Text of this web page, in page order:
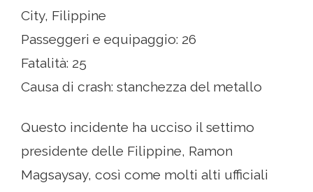
City, Filippine
Passeggeri e equipaggio: 26
Fatalità: 25
Causa di crash: stanchezza del metallo
Questo incidente ha ucciso il settimo
presidente delle Filippine, Ramon
Magsaysay, così come molti alti ufficiali